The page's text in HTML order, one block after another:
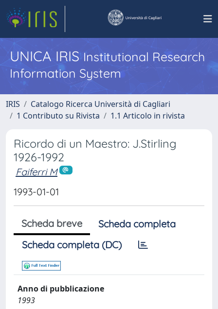
UNICA IRISInstitutional Research
Information System
IRIS
Catalogo Ricerca Università di Cagliari
1 Contributo su Rivista
1.1 Articolo in rivista
Ricordo di un Maestro: J.Stirling
1926-1992
Faiferri M
1993-01-01
Scheda breve
Scheda completa
Scheda completa (DC)
Anno di pubblicazione
1993